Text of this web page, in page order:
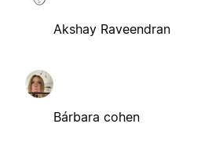
Akshay Raveendran
Bárbara cohen